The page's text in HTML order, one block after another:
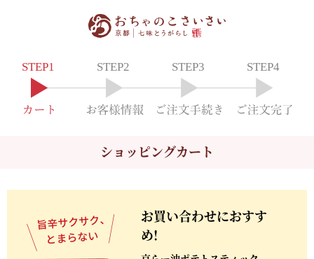
ショッピングカート
お買い合わせにおすす
め!